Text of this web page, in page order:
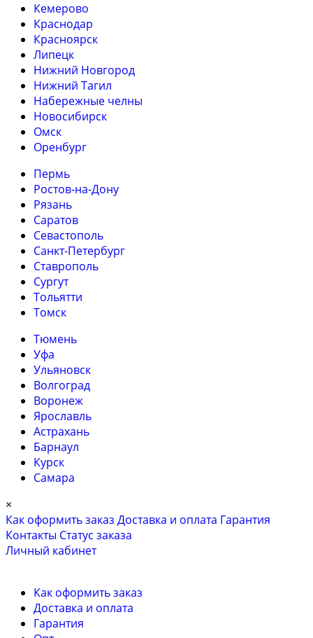
Кемерово
Краснодар
Красноярск
Липецк
Нижний Новгород
Нижний Тагил
Набережные челны
Новосибирск
Омск
Оренбург
Пермь
Ростов-на-Дону
Рязань
Саратов
Севастополь
Санкт-Петербург
Ставрополь
Сургут
Тольятти
Томск
Тюмень
Уфа
Ульяновск
Волгоград
Воронеж
Ярославль
Астрахань
Барнаул
Курск
Самара
×
Как оформить заказ Доставка и оплата Гарантия
Контакты Cтатус заказа
Личный кабинет
Как оформить заказ
Доставка и оплата
Гарантия